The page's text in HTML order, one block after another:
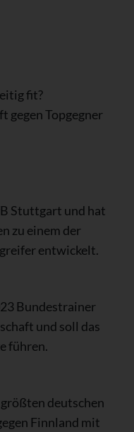
fit?
gegen Topgegner
Stuttgart und hat
zu einem der
entwickelt.
Bundestrainer
und soll das
führen.
deutschen
Finnland mit